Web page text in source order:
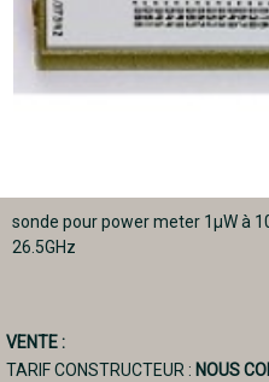
sonde pour power meter 1µW à
26.5GHz
VENTE :
TARIF CONSTRUCTEUR : NOUS